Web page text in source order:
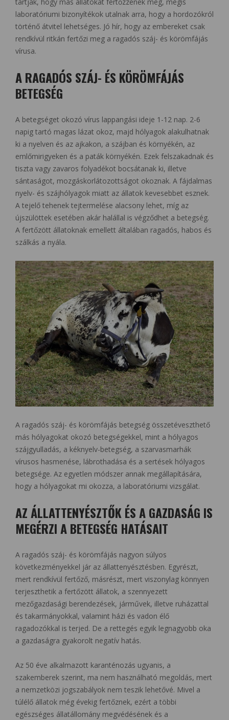
tartják, hogy más állatokat fertőzzenek meg, mégis
laboratóriumi bizonyítékok utalnak arra, hogy a hordozókról
történő átvitel lehetséges. Jó hír, hogy az embereket csak
rendkívül ritkán fertőzi meg a ragadós száj- és körömfájás
vírusa.
A RAGADÓS SZÁJ- ÉS KÖRÖMFÁJÁS
BETEGSÉG
A betegséget okozó vírus lappangási ideje 1-12 nap. 2-6
napig tartó magas lázat okoz, majd hólyagok alakulhatnak
ki a nyelven és az ajkakon, a szájban és környékén, az
emlőmirigyeken és a paták környékén. Ezek felszakadnak és
tiszta vagy zavaros folyadékot bocsátanak ki, illetve
sántaságot, mozgáskorlátozottságot okoznak. A fájdalmas
nyelv- és szájhólyagok miatt az állatok kevesebbet esznek.
A tejelő tehenek tejtermelése alacsony lehet, míg az
újszülöttek esetében akár halállal is végződhet a betegség.
A fertőzött állatoknak emellett általában ragadós, habos és
szálkás a nyála.
A ragadós száj- és körömfájás betegség összetéveszthető
más hólyagokat okozó betegségekkel, mint a hólyagos
szájgyulladás, a kéknyelv-betegség, a szarvasmarhák
vírusos hasmenése, lábrothadása és a sertések hólyagos
betegsége. Az egyetlen módszer annak megállapítására,
hogy a hólyagokat mi okozza, a laboratóriumi vizsgálat.
AZ ÁLLATTENYÉSZTŐK ÉS A GAZDASÁG IS
MEGÉRZI A BETEGSÉG HATÁSAIT
A ragadós száj- és körömfájás nagyon súlyos
következményekkel jár az állattenyésztésben. Egyrészt,
mert rendkívül fertőző, másrészt, mert viszonylag könnyen
terjeszthetik a fertőzött állatok, a szennyezett
mezőgazdasági berendezések, járművek, illetve ruházattal
és takarmányokkal, valamint házi és vadon élő
ragadozókkal is terjed. De a rettegés egyik legnagyobb oka
a gazdaságra gyakorolt negatív hatás.
Az 50 éve alkalmazott karanténozás ugyanis, a
szakemberek szerint, ma nem használható megoldás, mert
a nemzetközi jogszabályok nem teszik lehetővé. Mivel a
túlélő állatok még évekig fertőznek, ezért a többi
egészséges állatállomány megvédésének és a